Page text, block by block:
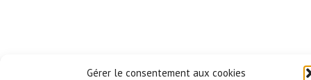
Gérer le consentement aux cookies